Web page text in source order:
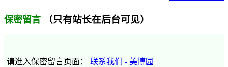
保密留言 （只有站长在后台可见）
请進入保密留言页面： 联系我们 - 美博园